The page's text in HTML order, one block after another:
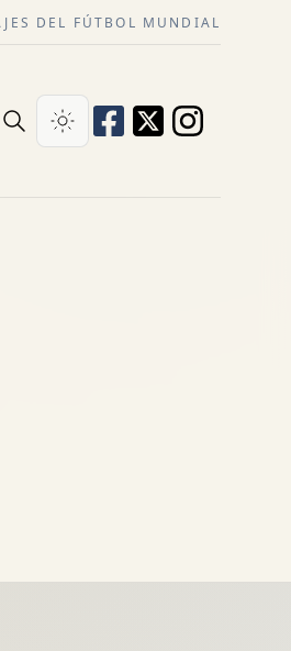
DEL FÚTBOL MUNDIAL